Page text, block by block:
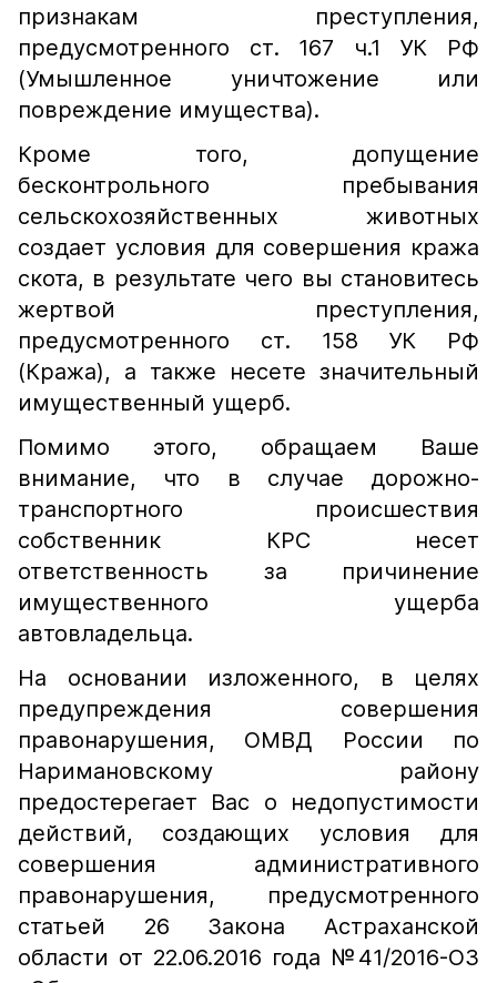
признакам преступления,
предусмотренного ст. 167 ч.1 УК РФ
(Умышленное уничтожение или
повреждение имущества).
Кроме того, допущение
бесконтрольного пребывания
сельскохозяйственных животных
создает условия для совершения кража
скота, в результате чего вы становитесь
жертвой преступления,
предусмотренного ст. 158 УК РФ
(Кража), а также несете значительный
имущественный ущерб.
Помимо этого, обращаем Ваше
внимание, что в случае дорожно-
транспортного происшествия
собственник КРС несет
ответственность за причинение
имущественного ущерба
автовладельца.
На основании изложенного, в целях
предупреждения совершения
правонарушения, ОМВД России по
Наримановскому району
предостерегает Вас о недопустимости
действий, создающих условия для
совершения административного
правонарушения, предусмотренного
статьей 26 Закона Астраханской
области от 22.06.2016 года №41/2016-ОЗ